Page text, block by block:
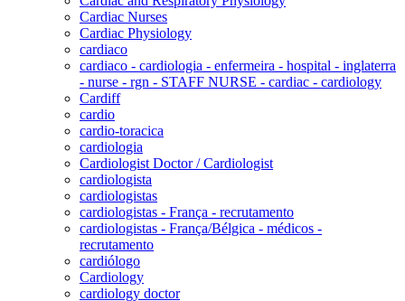
Cardiac Nurses
Cardiac Physiology
cardiaco
cardiaco - cardiologia - enfermeira - hospital - inglaterra
- nurse - rgn - STAFF NURSE - cardiac - cardiology
Cardiff
cardio
cardio-toracica
cardiologia
Cardiologist Doctor / Cardiologist
cardiologista
cardiologistas
cardiologistas - França - recrutamento
cardiologistas - França/Bélgica - médicos -
recrutamento
cardiólogo
Cardiology
cardiology doctor